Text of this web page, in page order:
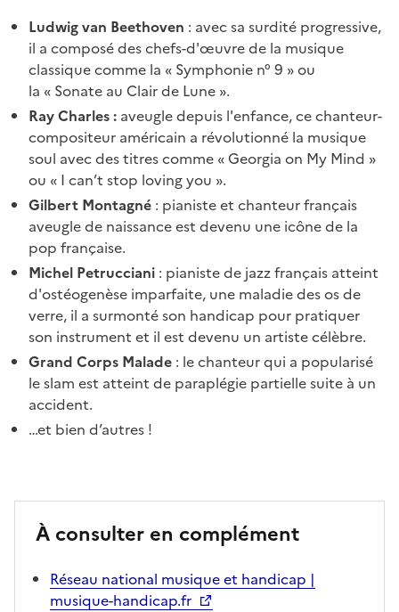
Ludwig van Beethoven : avec sa surdité progressive,
il a composé des chefs-d'œuvre de la musique
classique comme la « Symphonie n° 9 » ou
la « Sonate au Clair de Lune ».
Ray Charles : aveugle depuis l'enfance, ce chanteur-
compositeur américain a révolutionné la musique
soul avec des titres comme « Georgia on My Mind »
ou « I can’t stop loving you ».
Gilbert Montagné : pianiste et chanteur français
aveugle de naissance est devenu une icône de la
pop française.
Michel Petrucciani : pianiste de jazz français atteint
d'ostéogenèse imparfaite, une maladie des os de
verre, il a surmonté son handicap pour pratiquer
son instrument et il est devenu un artiste célèbre.
Grand Corps Malade : le chanteur qui a popularisé
le slam est atteint de paraplégie partielle suite à un
accident.
…et bien d’autres !
À consulter en complément
Réseau national musique et handicap |
musique-handicap.fr